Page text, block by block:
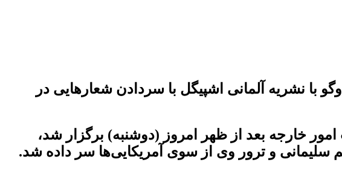
با نشریه آلمانی اشپیگل با سردادن شعارهایی در
خارجه بعد از ظهر امروز (دوشنبه) برگزار شد،
سلیمانی و ترور وی از سوی آمریکایی‌ها سر داده شد.